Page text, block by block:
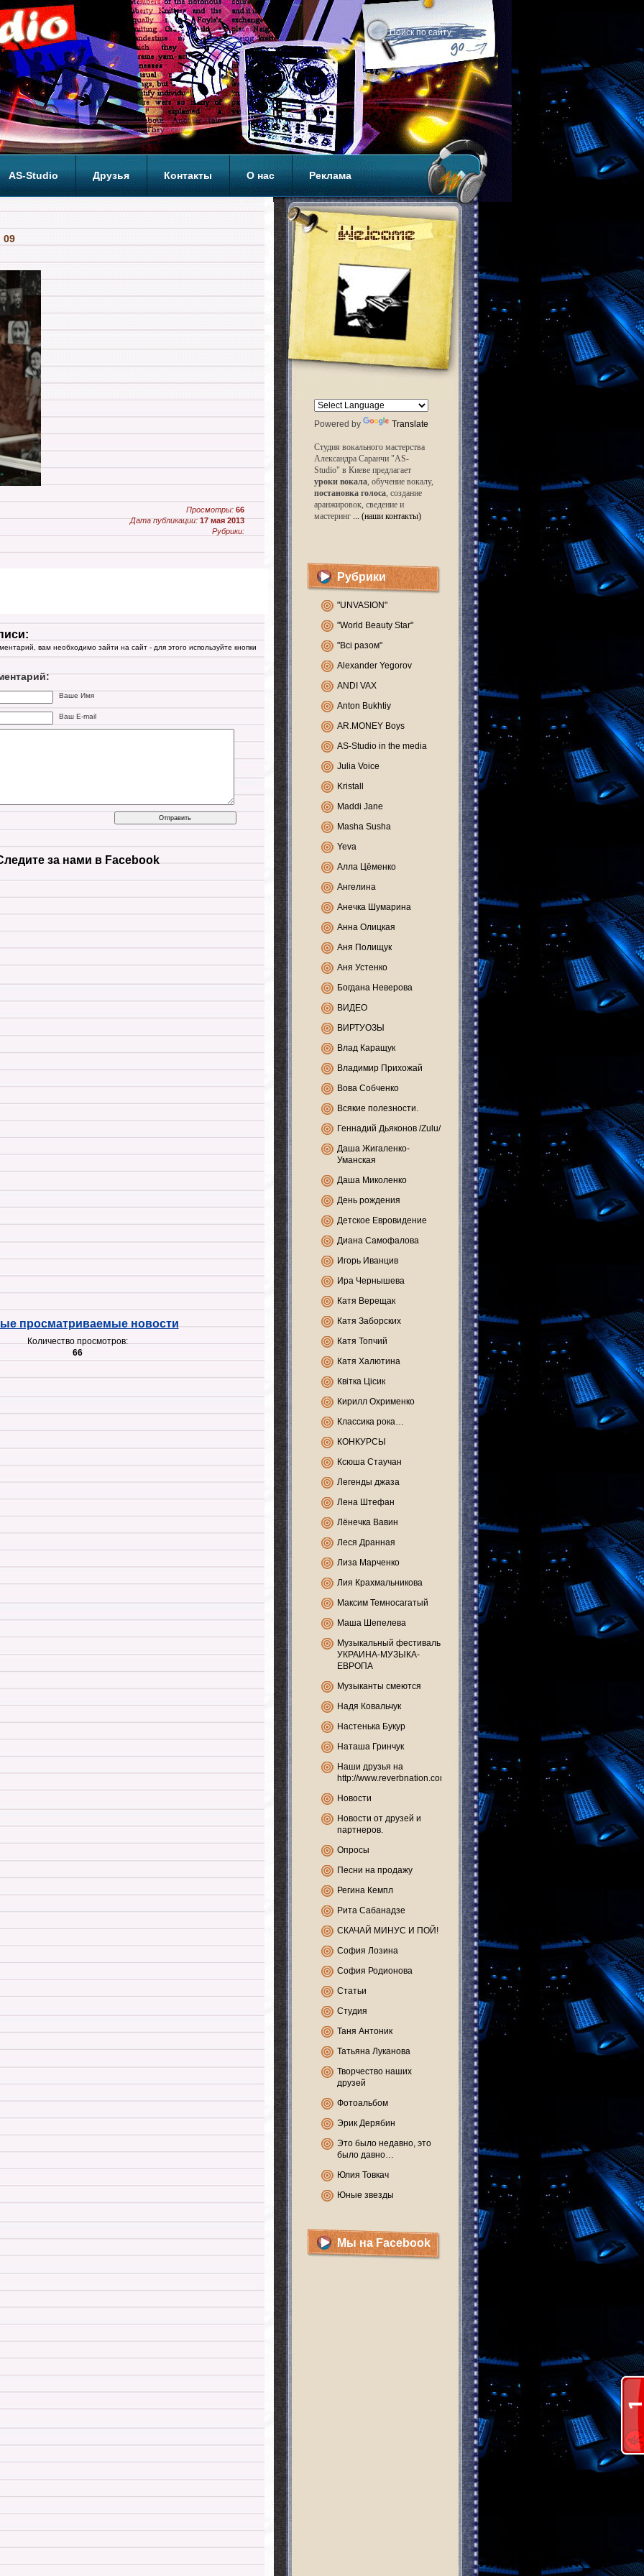
AS-Studio Друзья Контакты О нас Реклама
09
Просмотры: 66
Дата публикации: 17 мая 2013
Рубрики:
вам необходимо зайти на сайт - для этого используйте кнопки
Ваше Имя
Ваш E-mail
за нами в Facebook
просматриваемые новости
Количество просмотров:
66
Powered by Translate
Студия вокального мастерства
Александра Саранчи "AS-
Studio" в Киеве предлагает
уроки вокала, обучение вокалу,
постановка голоса, создание
аранжировок, сведение и
мастеринг ... (наши контакты)
Рубрики
"UNVASION"
"World Beauty Star"
"Всі разом"
Alexander Yegorov
ANDI VAX
Anton Bukhtiy
AR.MONEY Boys
AS-Studio in the media
Julia Voice
Kristall
Maddi Jane
Masha Susha
Yeva
Алла Цёменко
Ангелина
Анечка Шумарина
Анна Олицкая
Аня Полищук
Аня Устенко
Богдана Неверова
ВИДЕО
ВИРТУОЗЫ
Влад Каращук
Владимир Прихожай
Вова Собченко
Всякие полезности.
Геннадий Дьяконов /Zulu/
Даша Жигаленко-
Уманская
Даша Миколенко
День рождения
Детское Евровидение
Диана Самофалова
Игорь Иванцив
Ира Чернышева
Катя Верещак
Катя Заборских
Катя Топчий
Катя Халютина
Квітка Цісик
Кирилл Охрименко
Классика рока…
КОНКУРСЫ
Ксюша Стаучан
Легенды джаза
Лена Штефан
Лёнечка Вавин
Леся Дранная
Лиза Марченко
Лия Крахмальникова
Максим Темносагатый
Маша Шепелева
Музыкальный фестиваль
УКРАИНА-МУЗЫКА-
ЕВРОПА
Музыканты смеются
Надя Ковальчук
Настенька Букур
Наташа Гринчук
Наши друзья на
http://www.reverbnation.com
Новости
Новости от друзей и
партнеров.
Опросы
Песни на продажу
Регина Кемпл
Рита Сабанадзе
СКАЧАЙ МИНУС И ПОЙ!
София Лозина
София Родионова
Статьи
Студия
Таня Антоник
Татьяна Луканова
Творчество наших
друзей
Фотоальбом
Эрик Дерябин
Это было недавно, это
было давно…
Юлия Товкач
Юные звезды
Мы на Facebook